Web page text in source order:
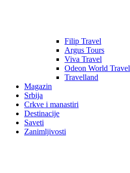
Filip Travel
Argus Tours
Viva Travel
Odeon World Travel
Travelland
Magazin
Srbija
Crkve i manastiri
Destinacije
Saveti
Zanimljivosti